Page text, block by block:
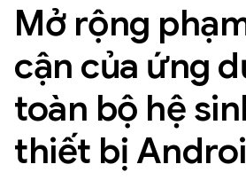
Mở rộng
cận của ứng
toàn bộ hệ
thiết bị